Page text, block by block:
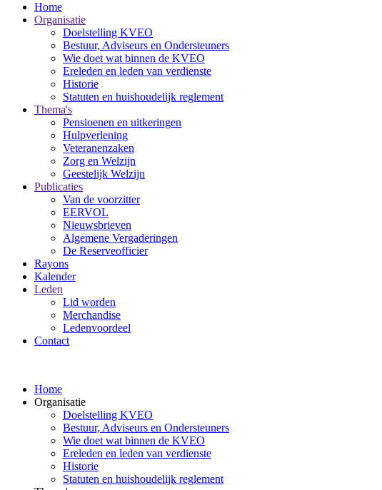
Home
Organisatie
Doelstelling KVEO
Bestuur, Adviseurs en Ondersteuners
Wie doet wat binnen de KVEO
Ereleden en leden van verdienste
Historie
Statuten en huishoudelijk reglement
Thema's
Pensioenen en uitkeringen
Hulpverlening
Veteranenzaken
Zorg en Welzijn
Geestelijk Welzijn
Publicaties
Van de voorzitter
EERVOL
Nieuwsbrieven
Algemene Vergaderingen
De Reserveofficier
Rayons
Kalender
Leden
Lid worden
Merchandise
Ledenvoordeel
Contact
Home
Organisatie
Doelstelling KVEO
Bestuur, Adviseurs en Ondersteuners
Wie doet wat binnen de KVEO
Ereleden en leden van verdienste
Historie
Statuten en huishoudelijk reglement